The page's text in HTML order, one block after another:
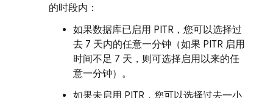
的时段内：
如果数据库已启用 PITR，您可以选择过
去 7 天内的任意一分钟（如果 PITR 启用
时间不足 7 天，则可选择启用以来的任
意一分钟）。
如果未启用 PITR，您可以选择过去一小